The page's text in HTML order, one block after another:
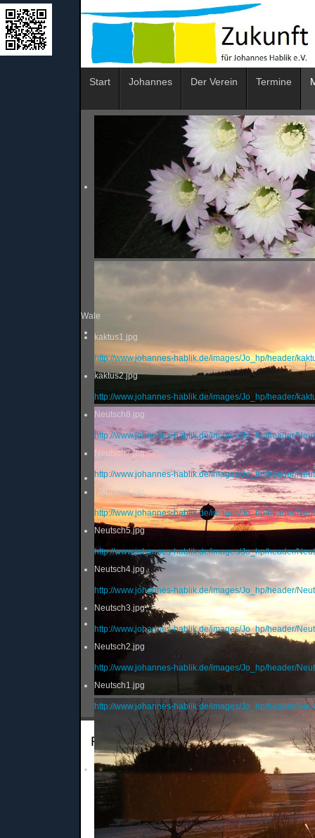
Start Johannes Der Verein Termine
Wale
kaktus1.jpg
http://www.johannes-hablik.de/images/Jo_hp/header/
kaktus2.jpg
http://www.johannes-hablik.de/images/Jo_hp/header/
Neutsch8.jpg
http://www.johannes-hablik.de/images/Jo_hp/header/
Neutsch7.jpg
http://www.johannes-hablik.de/images/Jo_hp/header/
Neutsch6.jpg
http://www.johannes-hablik.de/images/Jo_hp/header/
Neutsch5.jpg
http://www.johannes-hablik.de/images/Jo_hp/header/
Neutsch4.jpg
http://www.johannes-hablik.de/images/Jo_hp/header/
Neutsch3.jpg
http://www.johannes-hablik.de/images/Jo_hp/header/
Neutsch2.jpg
http://www.johannes-hablik.de/images/Jo_hp/header/
Neutsch1.jpg
http://www.johannes-hablik.de/images/Jo_hp/header/
Frühschoppen Ober-Ramstadt 06